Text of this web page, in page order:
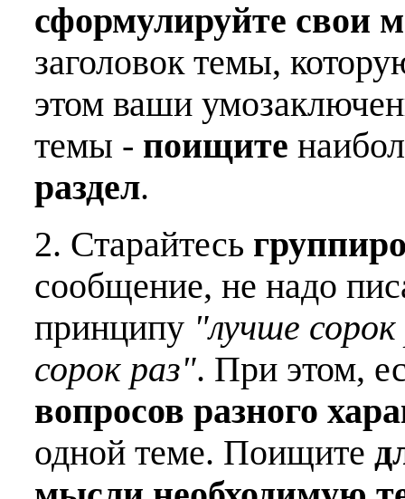
сформулируйте свои
заголовок темы,
этом ваши
темы - поищите
раздел.
2. Старайтесь
сообщение, не надо
принципу "лучше
сорок раз". При этом,
вопросов разного
одной теме. Поищите